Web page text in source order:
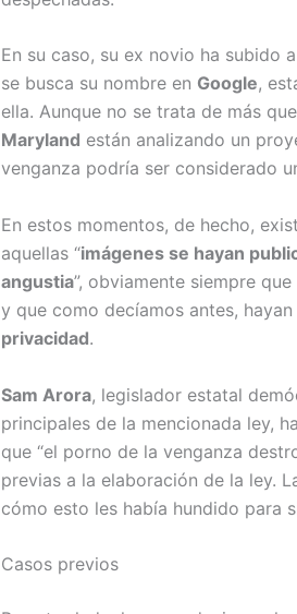
En su caso, su ex novio ha subido
se busca su nombre en Google,
ella. Aunque no se trata de más
Maryland están analizando un
venganza podría ser considerado
En estos momentos, de hecho,
aquellas “imágenes se hayan
angustia”, obviamente siempre
y que como decíamos antes,
privacidad.
Sam Arora, legislador estatal
principales de la mencionada ley,
que “el porno de la venganza
previas a la elaboración de la ley.
cómo esto les había hundido para
Casos previos